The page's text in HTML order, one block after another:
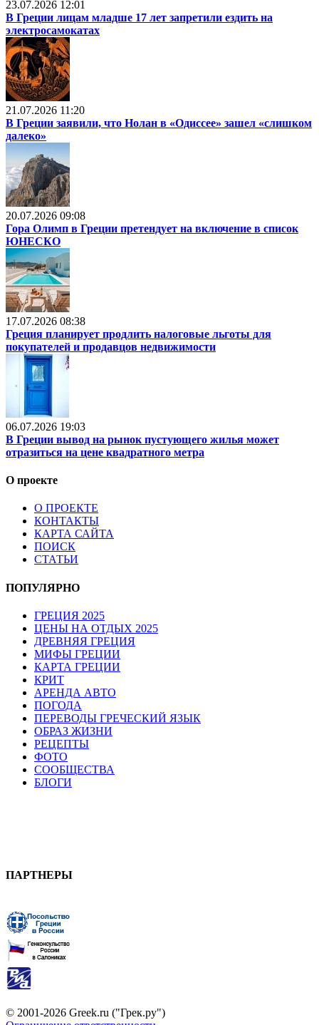
23.07.2026 12:01
В Греции лицам младше 17 лет запретили ездить на
электросамокатах
21.07.2026 11:20
В Греции заявили, что Нолан в «Одиссее» зашел «слишком
далеко»
20.07.2026 09:08
Гора Олимп в Греции претендует на включение в список
ЮНЕСКО
17.07.2026 08:38
Греция планирует продлить налоговые льготы для
покупателей и продавцов недвижимости
06.07.2026 19:03
В Греции вывод на рынок пустующего жилья может
отразиться на цене квадратного метра
О проекте
О ПРОЕКТЕ
КОНТАКТЫ
КАРТА САЙТА
ПОИСК
СТАТЬИ
ПОПУЛЯРНО
ГРЕЦИЯ 2025
ЦЕНЫ НА ОТДЫХ 2025
ДРЕВНЯЯ ГРЕЦИЯ
МИФЫ ГРЕЦИИ
КАРТА ГРЕЦИИ
КРИТ
АРЕНДА АВТО
ПОГОДА
ПЕРЕВОДЫ ГРЕЧЕСКИЙ ЯЗЫК
ОБРАЗ ЖИЗНИ
РЕЦЕПТЫ
ФОТО
СООБЩЕСТВА
БЛОГИ
ПАРТНЕРЫ
© 2001-2026 Greek.ru ("Грек.ру")